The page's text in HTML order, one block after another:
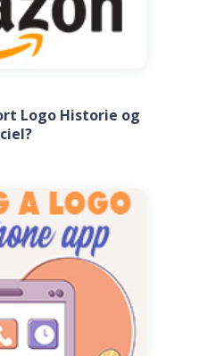
Logo Historie og